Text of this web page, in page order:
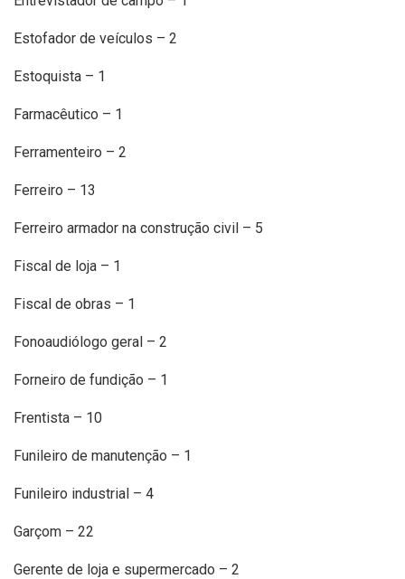
Estofador de veículos – 2
Estoquista – 1
Farmacêutico – 1
Ferramenteiro – 2
Ferreiro – 13
Ferreiro armador na construção civil – 5
Fiscal de loja – 1
Fiscal de obras – 1
Fonoaudiólogo geral – 2
Forneiro de fundição – 1
Frentista – 10
Funileiro de manutenção – 1
Funileiro industrial – 4
Garçom – 22
Gerente de loja e supermercado – 2